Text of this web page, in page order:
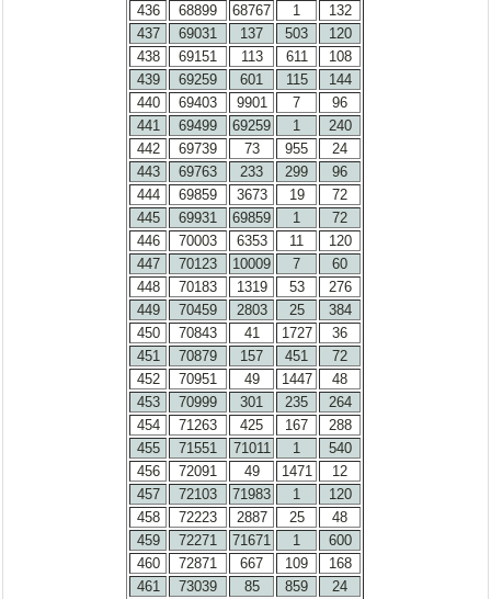
436
68899 68767 1
132
437
69031 137 503
120
438
69151 113 611
108
439
69259 601 115
144
440
69403 9901 7
96
441
69499 69259 1
240
442
69739 73 955
24
443
69763 233 299
96
444
69859 3673 19
72
445
69931 69859 1
72
446
70003 6353 11
120
447
70123 10009 7
60
448
70183 1319 53
276
449
70459 2803 25
384
450
70843 41 1727
36
451
70879 157 451
72
452
70951 49 1447
48
453
70999 301 235
264
454
71263 425 167
288
455
71551 71011 1
540
456
72091 49 1471
12
457
72103 71983 1
120
458
72223 2887 25
48
459
72271 71671 1
600
460
72871 667 109
168
461
73039 85 859
24